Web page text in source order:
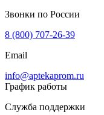
Звонки по России
8 (800) 707-26-39
Email
info@aptekaprom.ru
График работы
Служба поддержки